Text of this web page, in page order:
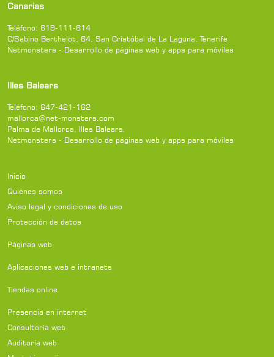
Canarias
Teléfono: 619-111-614
C/Sabino Berthelot, 64, San Cristóbal de La Laguna,Tenerife
Netmonsters - Desarrollo de páginas web y apps para móviles
Illes Balears
Teléfono: 647-421-162
mallorca@net-monsters.com
Palma de Mallorca, Illes Balears.
Netmonsters - Desarrollo de páginas web y apps para móviles
Inicio
Quiénes somos
Aviso legal y condiciones de uso
Protección de datos
Páginas web
Aplicaciones web e intranets
Tiendas online
Presencia en internet
Consultoría web
Auditoría web